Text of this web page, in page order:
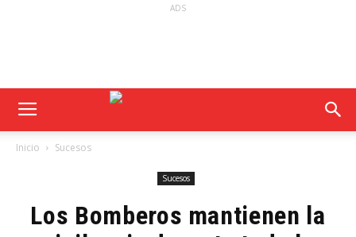
ADS
Inicio Sucesos
Sucesos
Los Bomberos mantienen la